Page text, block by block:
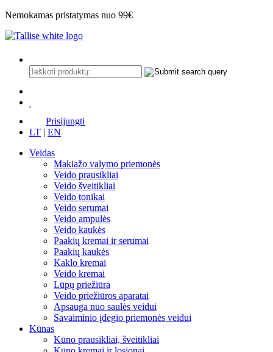
Nemokamas pristatymas nuo 99€
Prisijungti
LT | EN
Veidas
Makiažo valymo priemonės
Veido prausikliai
Veido šveitikliai
Veido tonikai
Veido serumai
Veido ampulės
Veido kaukės
Paakių kremai ir serumai
Paakių kaukės
Kaklo kremai
Veido kremai
Lūpų priežiūra
Veido priežiūros aparatai
Apsauga nuo saulės veidui
Savaiminio įdegio priemonės veidui
Kūnas
Kūno prausikliai, šveitikliai